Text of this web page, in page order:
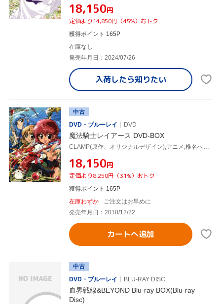
¥18,150円
定価より14,850円（45%）おトク
獲得ポイント 165P
在庫なし
発売年月日：2024/07/26
入荷したら知りたい
中古
DVD・ブルーレイ
DVD
魔法騎士レイアース DVD-BOX
CLAMP(原作、オリジナルデザイン),アニメ,椎名へきる(獅堂光),吉田古南美(龍咲海),笠原弘子(鳳凰寺風),石田敦子(キャラクターデザイン),松尾早人(音楽)
¥18,150円
定価より8,250円（31%）おトク
獲得ポイント 165P
在庫わずか
ご注文はお早めに
発売年月日：2010/12/22
カートへ追加
中古
DVD・ブルーレイ
BLU-RAY DISC
血界戦線&BEYOND Blu-ray BOX(Blu-ray
Disc)